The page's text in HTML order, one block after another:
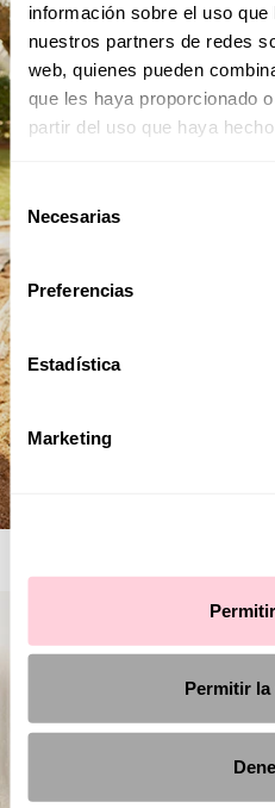
información sobre el uso
nuestros partners de redes
web, quienes pueden
que les haya proporcionado
partir del uso que haya
de
consentimiento
Necesarias
Preferencias
Estadística
Marketing
Permitir la